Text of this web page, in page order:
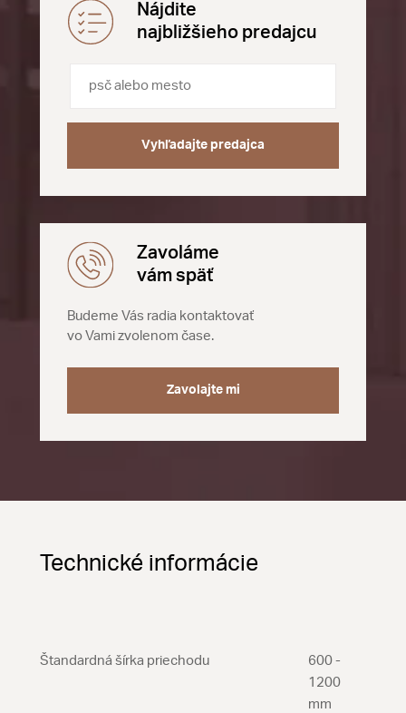
Nájdite
najbližšieho predajcu
Vyhľadajte predajca
Zavoláme
vám späť
Budeme Vás radia kontaktovať
vo Vami zvolenom čase.
Zavolajte mi
Technické informácie
Štandardná šírka priechodu
600 -
1200
mm